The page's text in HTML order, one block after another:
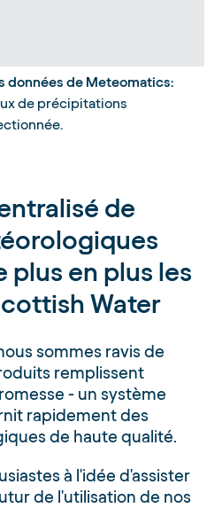
données de Meteomatics:
de précipitations
de
plus en plus les
Water
sommes ravis de
remplissent
- un système
rapidement des
de haute qualité.
à l'idée d'assister
de l'utilisation de nos